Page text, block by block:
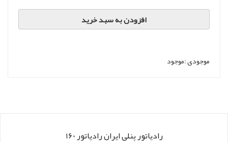
افزودن به سبد خرید
موجودی :موجود
رادیاتور پنلی ایران رادیاتور 160